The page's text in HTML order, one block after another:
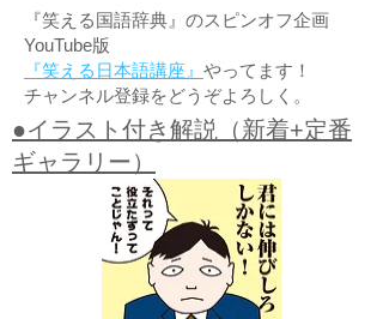
『笑える国語辞典』のスピンオフ企画
YouTube版
『笑える日本語講座』 やってます！
チャンネル登録をどうぞよろしく。
●イラスト付き解説（新着+定番
ギャラリー）